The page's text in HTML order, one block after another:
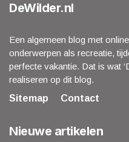
DeWilder.nl
Een algemeen blog met
onderwerpen als recreatie,
perfecte vakantie. Dat is wat
realiseren op dit blog.
Sitemap
Contact
Nieuwe artikelen